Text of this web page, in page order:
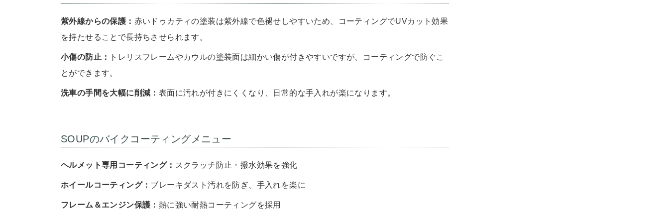
紫外線からの保護： 赤いドゥカティの塗装は紫外線で色褪せしやすいため、コーティングでUVカット効果
を持たせることで長持ちさせられます。
小傷の防止：
トレリスフレームやカウルの塗装面は細かい傷が付きやすいですが、コーティングで防ぐこ
とができます。
洗車の手間を大幅に削減： 表面に汚れが付きにくくなり、日常的な手入れが楽になります。
SOUPのバイクコーティングメニュー
ヘルメット専用コーティング： スクラッチ防止・撥水効果を強化
ホイールコーティング： ブレーキダスト汚れを防ぎ、手入れを楽に
フレーム＆エンジン保護： 熱に強い耐熱コーティングを採用